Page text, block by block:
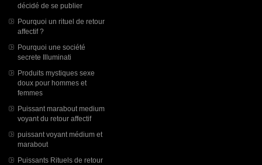
décidé de se publier
Pourquoi un rituel de retour
affectif ?
Pourquoi une société
secrete Illuminati
Produits mystiques sexe
doux pour hommes et
femmes
Puissant marabout medium
voyant du retour affectif
puissant voyant médium et
marabout
Puissants Rituels de retour